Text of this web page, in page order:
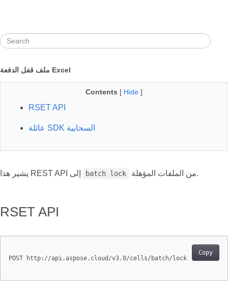
ملف قفل الدفعة Excel
Contents [ Hide ]
RSET API
عائلة SDK السحابية
batch lock من الملفات المؤهلة.
RSET API
Copy
POST http://api.aspose.cloud/v3.0/cells/batch/lock